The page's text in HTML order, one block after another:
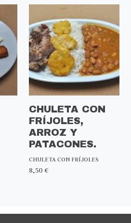
CHULETA CON
FRÍJOLES,
ARROZ Y
PATACONES.
CHULETA CON FRÍJOLES
8,50 €